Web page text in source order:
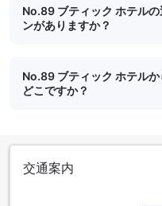
No.89 ブティック ホテル
ンがありますか？
No.89 ブティック ホテル
どこですか？
交通案内